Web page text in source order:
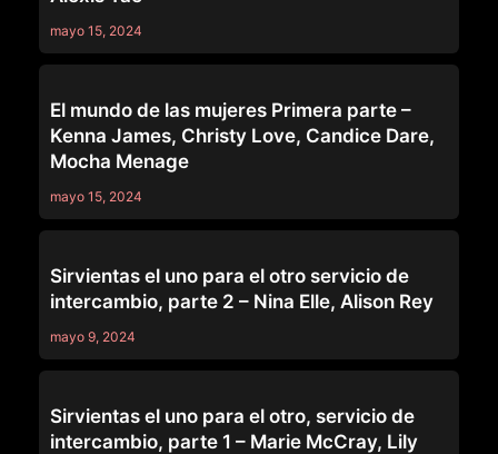
mayo 15, 2024
El mundo de las mujeres Primera parte –
Kenna James, Christy Love, Candice Dare,
Mocha Menage
mayo 15, 2024
Sirvientas el uno para el otro servicio de
intercambio, parte 2 – Nina Elle, Alison Rey
mayo 9, 2024
Sirvientas el uno para el otro, servicio de
intercambio, parte 1 – Marie McCray, Lily